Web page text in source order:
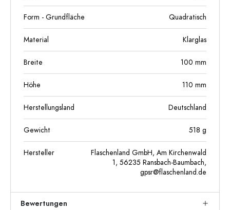
Form - Grundfläche Quadratisch
Material Klarglas
Breite 100 mm
Höhe 110 mm
Herstellungsland Deutschland
Gewicht 518 g
Hersteller
Flaschenland GmbH, Am Kirchenwald
1, 56235 Ransbach-Baumbach,
gpsr@flaschenland.de
Bewertungen